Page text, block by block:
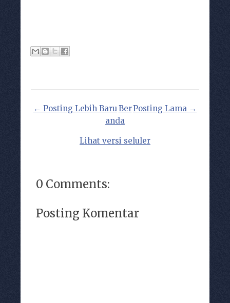
← Posting Lebih Baru Posting Lama →
Ber
anda
Lihat versi seluler
0 Comments:
Posting Komentar